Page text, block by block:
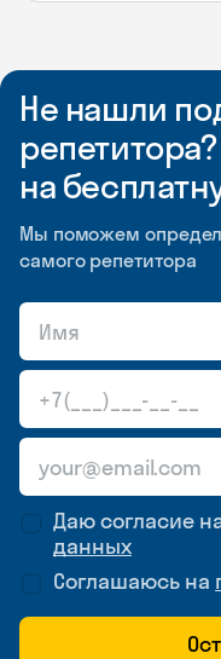
Не нашли
на
Мы поможем
самого репетитора
Даю согласие
данных
Соглашаюсь на